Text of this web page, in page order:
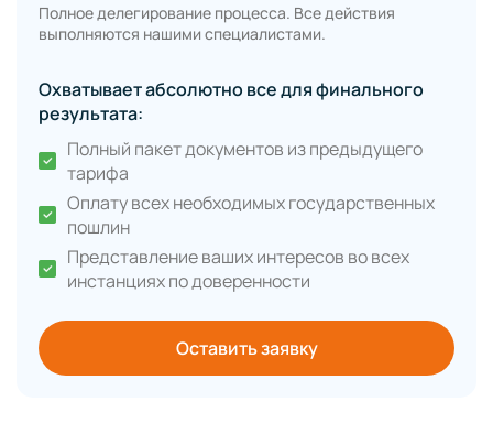
Полное делегирование процесса. Все действия
выполняются нашими специалистами.
Охватывает абсолютно все для финального
результата:
Полный пакет документов из предыдущего
тарифа
Оплату всех необходимых государственных
пошлин
Представление ваших интересов во всех
инстанциях по доверенности
Оставить заявку